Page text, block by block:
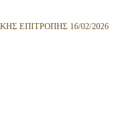
ΕΠΙΤΡΟΠΗΣ 16/02/2026